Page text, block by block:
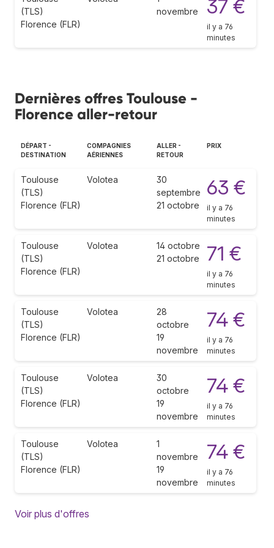
(TLS)
Florence (FLR)
novembre
37 €
il y a 76
minutes
Dernières offres Toulouse -
Florence aller-retour
DÉPART -
DESTINATION
COMPAGNIES
AÉRIENNES
ALLER -
RETOUR
PRIX
Toulouse
(TLS)
Florence (FLR)
Volotea
30
septembre
21 octobre
63 €
il y a 76
minutes
Toulouse
(TLS)
Florence (FLR)
Volotea
14 octobre
21 octobre
71 €
il y a 76
minutes
Toulouse
(TLS)
Florence (FLR)
Volotea
28
octobre
19
novembre
74 €
il y a 76
minutes
Toulouse
(TLS)
Florence (FLR)
Volotea
30
octobre
19
novembre
74 €
il y a 76
minutes
Toulouse
(TLS)
Florence (FLR)
Volotea
1
novembre
19
novembre
74 €
il y a 76
minutes
Voir plus d'offres